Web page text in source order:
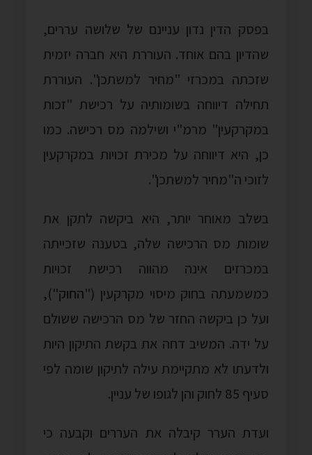
בפסק הדין נדון עניינם של שלושה עררים,
שהדיון בהם אוחד. העוררת היא חברה יזמית
שזכתה במכרזי "מחיר למשתכן". העוררת
תחילה דיווחה בשומותיה על רכישת "זכות
במקרקעין" מרמ"י ושילמה מס רכישה. כמו
כן, היא דיווחה על מכירת זכויות במקרקעין
לזוכי ה"מחיר למשתכן".
בשלב מאוחר יותר, היא ביקשה לתקן את
שומות מס הרכישה שלה, בטענה שזכייתה
במכרזים אינה מהווה רכישת זכויות
כמשמעתה בחוק מיסוי מקרקעין ("החוק"),
ועל כן ביקשה החזר של מס הרכישה ששולם
על ידה. המשיב דחה את בקשת התיקון היות
ולדעתו לא מתקיימת עילה לתיקון שומה לפי
סעיף 85 לחוק והן לגופו של עניין.
ועדת הערר קיבלה את העררים וקבעה כי